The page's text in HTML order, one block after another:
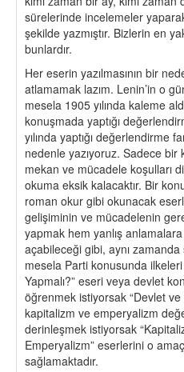
sürelerinde incelemeler
şekilde yazmıştır. Bizlerin en
bunlardır.
Her eserin yazılmasının bir
atlamamak lazım. Lenin’in o
mesela 1905 yılında kaleme
konuşmada yaptığı
yılında yaptığı değerlendirme
nedenle yazıyoruz. Sadece bir
mekan ve mücadele koşulları
okuma eksik kalacaktır. Bir
roman okur gibi okunacak
gelişiminin ve mücadelenin
yapmak hem yanlış
açabileceği gibi, aynı zamanda
mesela Parti konusunda
Yapmalı?” eseri veya devlet
öğrenmek istiyorsak “Devlet
kapitalizm ve emperyalizm
derinleşmek istiyorsak
Emperyalizm” eserlerini o
sağlamaktadır.